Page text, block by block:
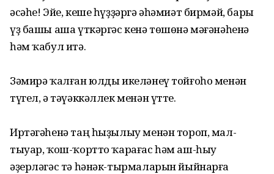
әсәһе! Эйе, кеше һүҙҙәргә әһәмиәт бирмәй, бары
үҙ башы аша үткәргәс кенә төшөнә мәғәнәһенә
һәм ҡабул итә.
Зәмирә ҡалған юлды икеләнеү тойғоһо менән
түгел, ә тәүәккәллек менән үтте.
Иртәгәһенә таң һыҙылыу менән тороп, мал-
тыуар, ҡош-ҡортто ҡарағас һәм аш-һыу
әҙерләгәс тә һәнәк-тырмаларын йыйнарға